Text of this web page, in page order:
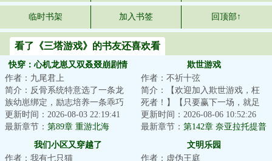
临时书架 加入书签 回顶部↑
看了《三塔游戏》的书友还喜欢看
快穿：心机龙崽又双叒叕崩剧情
作者：九尾君上
简介：反骨系统特意选了一条龙
族幼崽绑定，励志培养一条乖巧
听话的小棉袄，为祂疯，为祂
狂，为祂哐哐撞大...
更新时间：2026-08-03 22:19:41
最新章节： 第89章 重游北海
欺世游戏
作者：不祈十弦
简介：【欢迎加入欺世游戏，枉
死者！】【只要赢下一场，就足
以篡改已死的历史，死而复
生！】“赢下一场？...
更新时间：2026-08-06 10:52:26
最新章节： 第142章 奈亚拉托提普
我们小区又穿越了
作者：我有七只猫
文明乐园
作者：虚伪王庭